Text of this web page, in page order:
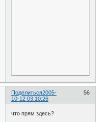
Поделиться 56
2005-
10-12 03:10:26
что прям здесь?